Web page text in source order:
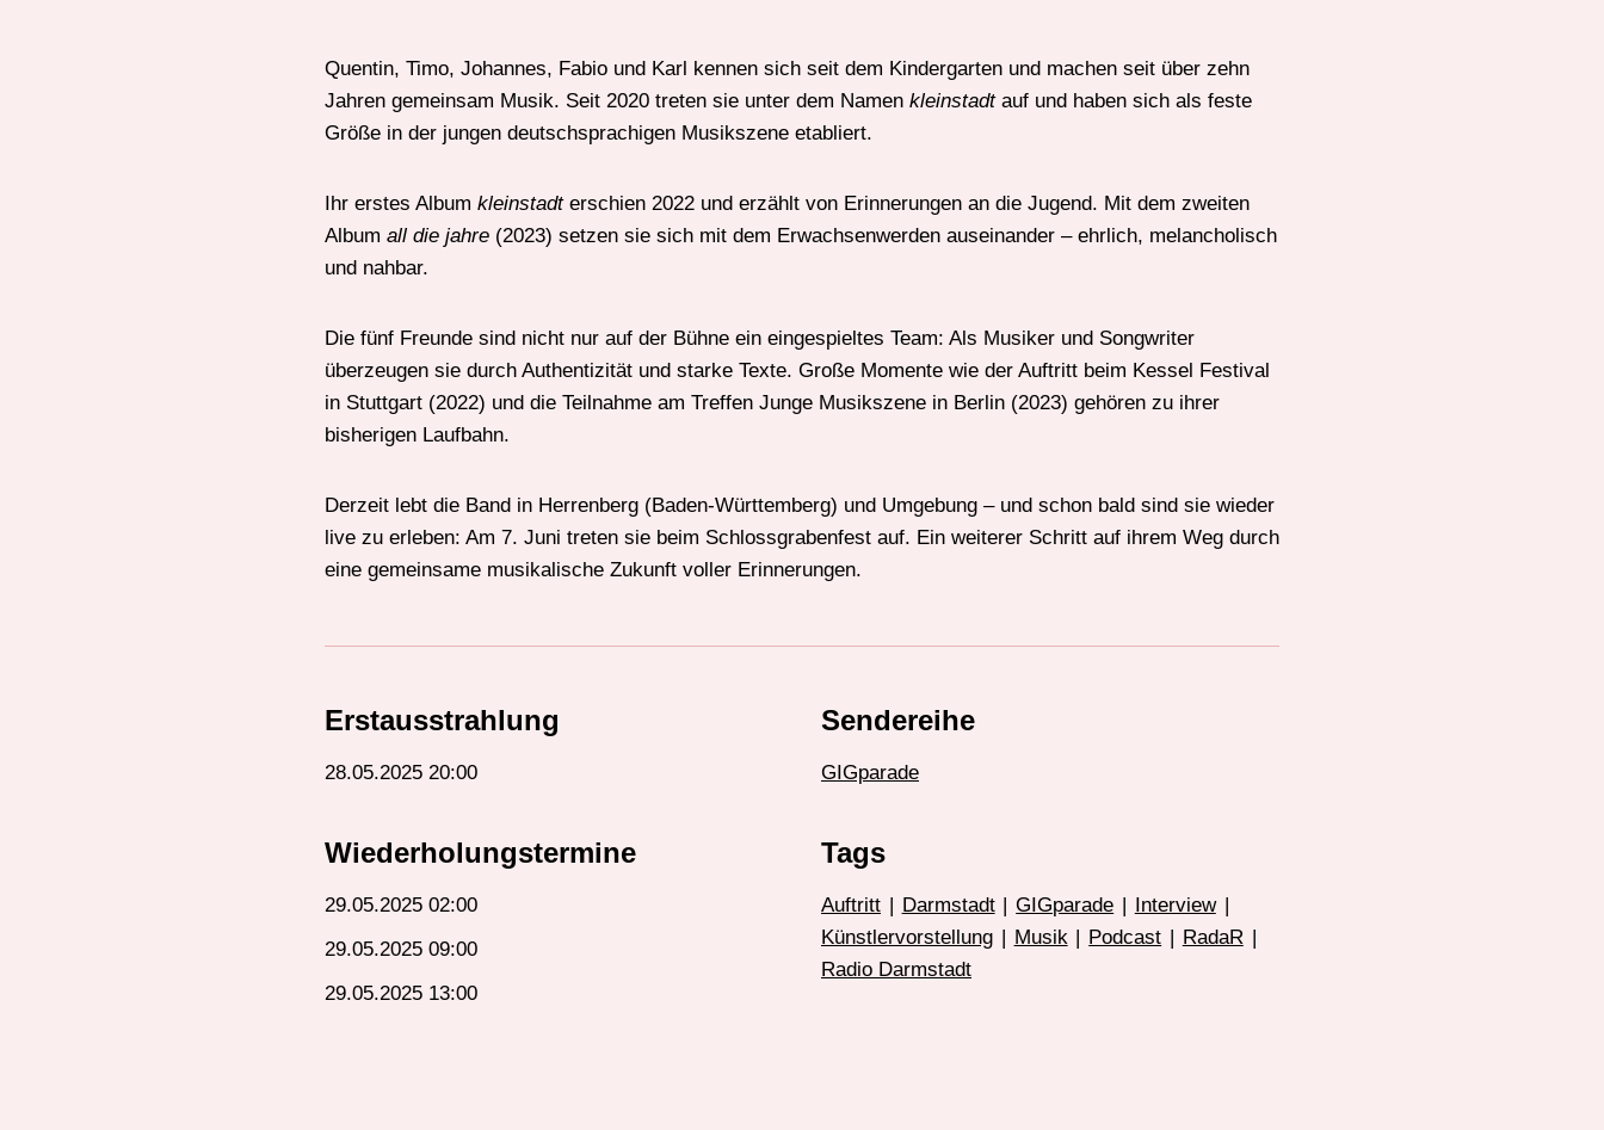
Quentin, Timo, Johannes, Fabio und Karl kennen sich seit dem Kindergarten und machen seit über zehn
Jahren gemeinsam Musik. Seit 2020 treten sie unter dem Namen kleinstadtauf und haben sich als feste
Größe in der jungen deutschsprachigen Musikszene etabliert.
Ihr erstes Album kleinstadterschien 2022 und erzählt von Erinnerungen an die Jugend. Mit dem zweiten
Album all die jahre (2023) setzen sie sich mit dem Erwachsenwerden auseinander – ehrlich, melancholisch
und nahbar.
Die fünf Freunde sind nicht nur auf der Bühne ein eingespieltes Team: Als Musiker und Songwriter
überzeugen sie durch Authentizität und starke Texte. Große Momente wie der Auftritt beim Kessel Festival
in Stuttgart (2022) und die Teilnahme am Treffen Junge Musikszene in Berlin (2023) gehören zu ihrer
bisherigen Laufbahn.
Derzeit lebt die Band in Herrenberg (Baden-Württemberg) und Umgebung – und schon bald sind sie wieder
live zu erleben: Am 7. Juni treten sie beim Schlossgrabenfest auf. Ein weiterer Schritt auf ihrem Weg durch
eine gemeinsame musikalische Zukunft voller Erinnerungen.
Erstausstrahlung
28.05.2025 20:00
Wiederholungstermine
29.05.2025 02:00
29.05.2025 09:00
29.05.2025 13:00
Sendereihe
GIGparade
Tags
Auftritt Darmstadt GIGparade Interview
Künstlervorstellung
Musik Podcast RadaR
Radio Darmstadt